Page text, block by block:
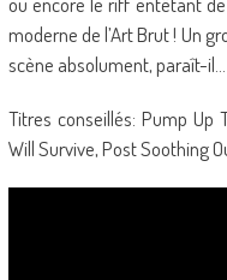
moderne de l’Art Brut ! Un
scène absolument, paraît-il…
Titres conseillés: Pump Up
Will Survive, Post Soothing